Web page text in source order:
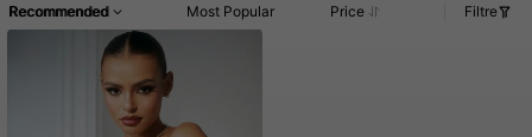
Recommended Most Popular Price Filtre